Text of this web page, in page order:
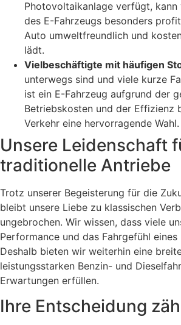
Photovoltaikanlage verfügt,
des E-Fahrzeugs besonders
Auto umweltfreundlich und
lädt.
Vielbeschäftigte mit häufigen
unterwegs sind und viele kurze
ist ein E-Fahrzeug aufgrund der
Betriebskosten und der Effizienz
Verkehr eine hervorragende Wahl.
Unsere Leidenschaft
traditionelle Antriebe
Trotz unserer Begeisterung für die
bleibt unsere Liebe zu klassischen
ungebrochen. Wir wissen, dass viele
Performance und das Fahrgefühl eines
Deshalb bieten wir weiterhin eine
leistungsstarken Benzin- und
Erwartungen erfüllen.
Ihre Entscheidung